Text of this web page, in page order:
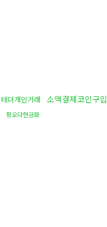
테더개인거래 소액결제코인구입
핑오다현금화